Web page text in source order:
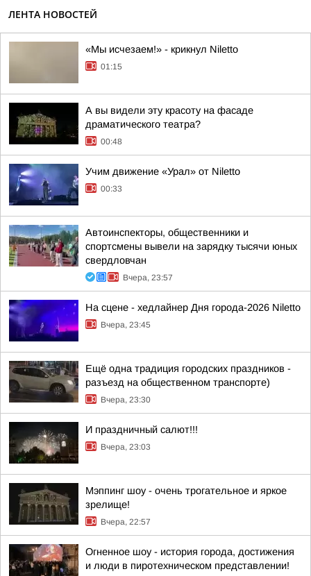
ЛЕНТА НОВОСТЕЙ
«Мы исчезаем!» - крикнул Niletto
01:15
А вы видели эту красоту на фасаде
драматического театра?
00:48
Учим движение «Урал» от Niletto
00:33
Автоинспекторы, общественники и
спортсмены вывели на зарядку тысячи юных
свердловчан
Вчера, 23:57
На сцене - хедлайнер Дня города-2026 Niletto
Вчера, 23:45
Ещё одна традиция городских праздников -
разъезд на общественном транспорте)
Вчера, 23:30
И праздничный салют!!!
Вчера, 23:03
Мэппинг шоу - очень трогательное и яркое
зрелище!
Вчера, 22:57
Огненное шоу - история города, достижения
и люди в пиротехническом представлении!